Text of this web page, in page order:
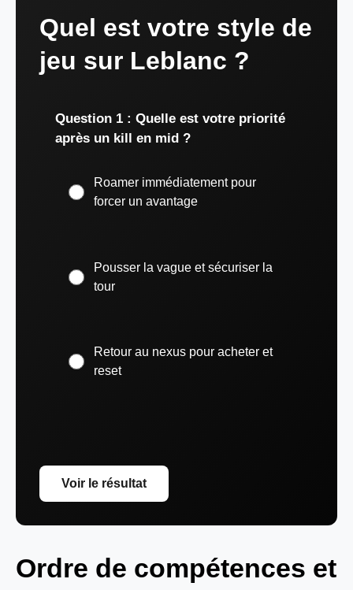
Quel est votre style de
jeu sur Leblanc ?
Question 1 : Quelle est votre priorité
après un kill en mid ?
Roamer immédiatement pour
forcer un avantage
Pousser la vague et sécuriser la
tour
Retour au nexus pour acheter et
reset
Voir le résultat
Ordre de compétences et